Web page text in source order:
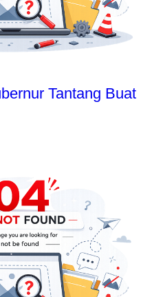
Tantang Buat